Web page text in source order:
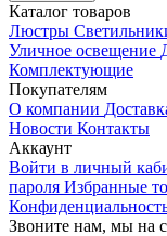
Каталог товаров
Люстры
Уличное освещение
Комплектующие
Покупателям
О компании
Новости Контакты
Аккаунт
Войти в личный
пароля Избранные
Звоните нам, мы на